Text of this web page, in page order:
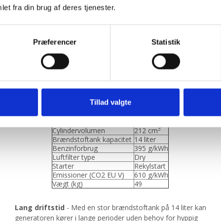
fra din brug af deres tjenester.
Præferencer Statistik
Tillad valgte
Have & Park ApS hjælper vi dig med at
og
så du får en god oplevelse og noget
Husqvarna
Cylindervolumen
212 cm3
Brændstoftank kapacitet 14 liter
Benzinforbrug
395 g/kWh
Luftfilter type
Dry
Starter
Rekylstart
Emissioner (CO2 EU V)
610 g/kWh
Vægt (kg)
49
Lang driftstid - Med en stor brændstoftank på 14 liter kan
generatoren kører i lange perioder uden behov for hyppig